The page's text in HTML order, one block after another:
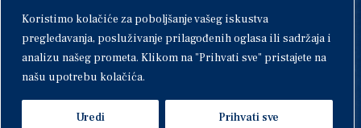
Koristimo kolačiće za poboljšanje vašeg iskustva
pregledavanja, posluživanje prilagođenih oglasa ili sadržaja i
analizu našeg prometa. Klikom na "Prihvati sve" pristajete na
našu upotrebu kolačića.
Uredi Prihvati sve
IBAN: HR1424020061829700009